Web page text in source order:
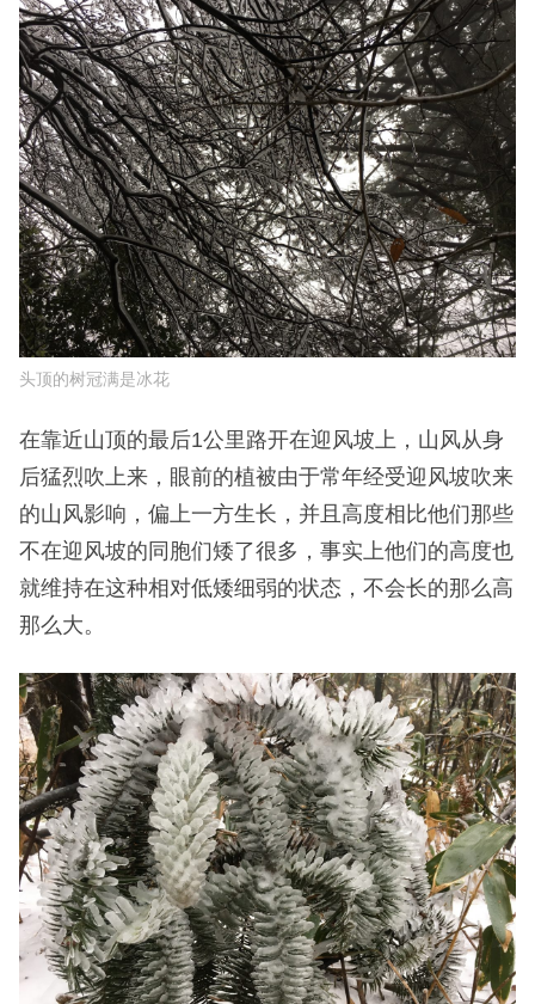
头顶的树冠满是冰花
在靠近山顶的最后1公里路开在迎风坡上，山风从身
后猛烈吹上来，眼前的植被由于常年经受迎风坡吹来
的山风影响，偏上一方生长，并且高度相比他们那些
不在迎风坡的同胞们矮了很多，事实上他们的高度也
就维持在这种相对低矮细弱的状态，不会长的那么高
那么大。